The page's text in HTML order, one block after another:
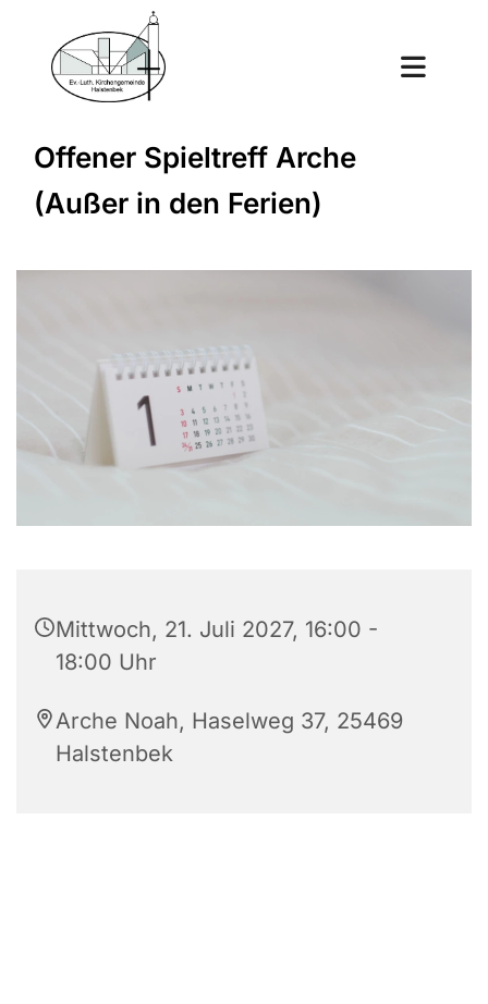
Offener Spieltreff Arche
(Außer in den Ferien)
Mittwoch, 21. Juli 2027, 16:00 -
18:00 Uhr
Arche Noah, Haselweg 37, 25469
Halstenbek